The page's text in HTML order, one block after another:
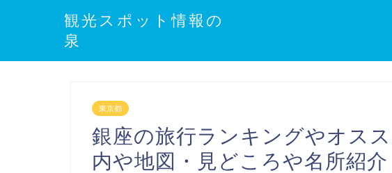
観光スポット情報の
泉
東京都
銀座の旅行ランキングやオス
内や地図・見どころや名所紹介